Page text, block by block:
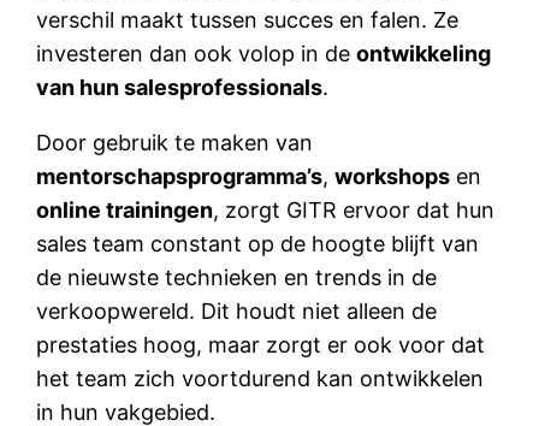
verschil maakt tussen succes en falen. Ze
investeren dan ook volop in deontwikkeling
van hun salesprofessionals.
Door gebruik te maken van
mentorschapsprogramma’s,workshops en
online trainingen, zorgt GITR ervoor dat hun
sales team constant op de hoogte blijft van
de nieuwste technieken en trends in de
verkoopwereld. Dit houdt niet alleen de
prestaties hoog, maar zorgt er ook voor dat
het team zich voortdurend kan ontwikkelen
in hun vakgebied.